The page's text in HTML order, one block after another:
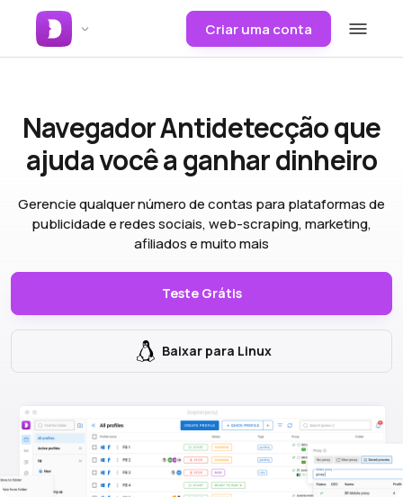
Criar uma conta
Navegador Antidetecçãoque
ajuda você a ganhar dinheiro
Gerencie qualquer número de contas para plataformas de
publicidade e redes sociais, web-scraping, marketing,
afiliados e muito mais
Teste Grátis
Baixar para Linux